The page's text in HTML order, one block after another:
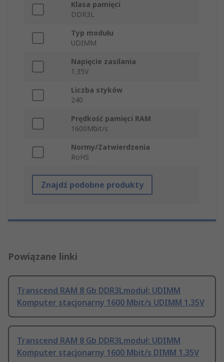
Klasa pamięci
DDR3L
Typ modułu
UDIMM
Napięcie zasilania
1.35V
Liczba styków
240
Prędkość pamięci RAM
1600Mbit/s
Normy/Zatwierdzenia
RoHS
Znajdź podobne produkty
Powiązane linki
Transcend RAM 8 Gb DDR3Lmoduł: UDIMM
Komputer stacjonarny 1600 Mbit/s UDIMM 1.35V
Transcend RAM 8 Gb DDR3Lmoduł: UDIMM
Komputer stacjonarny 1600 Mbit/s DIMM 1.35V